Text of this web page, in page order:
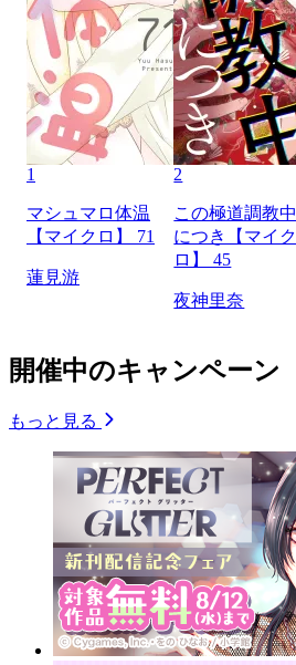
1
マシュマロ体温
【マイクロ】 71
蓮見游
2
この極道調教中
につき【マイク
ロ】 45
夜神里奈
開催中のキャンペーン
もっと見る